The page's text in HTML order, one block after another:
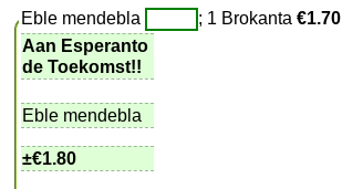
Eble mendebla ; 1 Brokanta€1.70
Aan Esperanto
de Toekomst!!
Eble mendebla
±€1.80